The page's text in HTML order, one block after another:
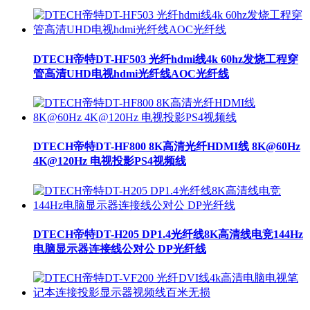
DTECH帝特DT-HF503 光纤hdmi线4k 60hz发烧工程穿
管高清UHD电视hdmi光纤线AOC光纤线
DTECH帝特DT-HF800 8K高清光纤HDMI线 8K@60Hz
4K@120Hz 电视投影PS4视频线
DTECH帝特DT-H205 DP1.4光纤线8K高清线电竞144Hz
电脑显示器连接线公对公 DP光纤线